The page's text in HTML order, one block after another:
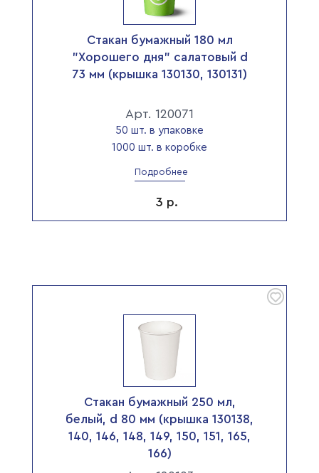
Стакан бумажный 180 мл
"Хорошего дня" салатовый d
73 мм (крышка 130130, 130131)
Арт. 120071
50 шт. в упаковке
1000 шт. в коробке
Подробнее
3 р.
Стакан бумажный 250 мл,
белый, d 80 мм (крышка 130138,
140, 146, 148, 149, 150, 151, 165,
166)